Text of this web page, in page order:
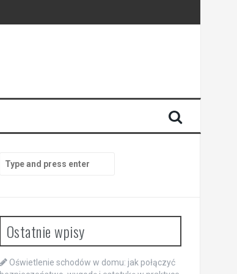
for:
Ostatnie wpisy
Oświetlenie schodów w domu: jak połączyć